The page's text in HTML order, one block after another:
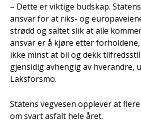
– Dette er viktige budskap.
ansvar for at riks- og
strødd og saltet slik at alle
ansvar er å kjøre etter
ikke minst at bil og dekk
gjensidig avhengig av hverandre,
Laksforsmo.
Statens vegvesen opplever at
om svart asfalt hele året.